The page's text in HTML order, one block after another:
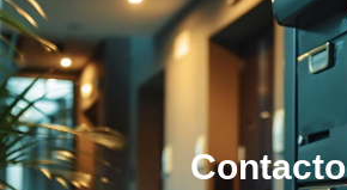
Contacto